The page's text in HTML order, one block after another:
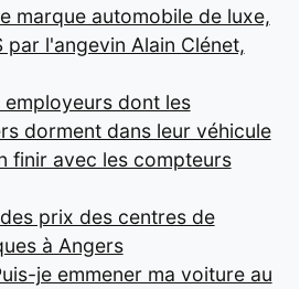
marque automobile de luxe,
par l'angevin Alain Clénet,
dont les
dorment dans leur véhicule
finir avec les compteurs
prix des centres de
à Angers
je emmener ma voiture au